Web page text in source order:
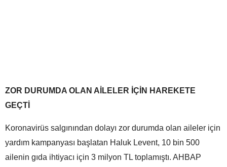
ZOR DURUMDA OLAN AİLELER İÇİN HAREKETE
GEÇTİ
Koronavirüs salgınından dolayı zor durumda olan aileler için
yardım kampanyası başlatan Haluk Levent, 10 bin 500
ailenin gıda ihtiyacı için 3 milyon TL toplamıştı. AHBAP